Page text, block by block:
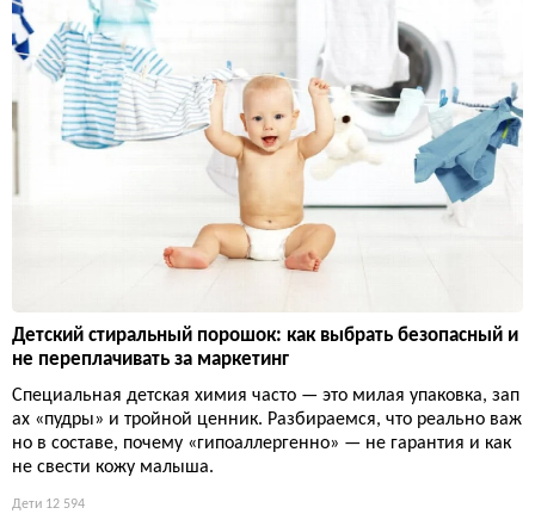
Детский стиральный порошок: как выбрать безопасный и
не переплачивать за маркетинг
Специальная детская химия часто — это милая упаковка, зап
ах «пудры» и тройной ценник. Разбираемся, что реально важ
но в составе, почему «гипоаллергенно» — не гарантия и как
не свести кожу малыша.
Дети 12 594